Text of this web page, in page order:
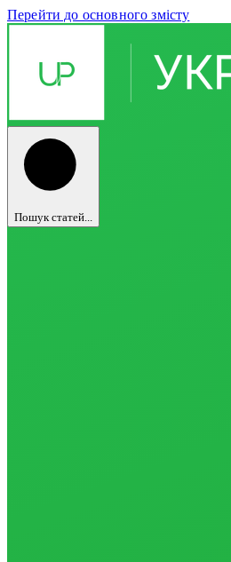
Перейти до основного змісту
Пошук статей...